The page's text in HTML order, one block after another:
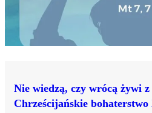
Nie wiedzą, czy wrócą żywi
Chrześcijańskie